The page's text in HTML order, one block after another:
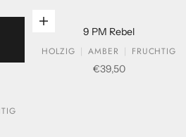
In den Warenkorb legen
9 PM Rebel
HOLZIG
AMBER
FRUCHTIG
Verkaufspreis
€39,50